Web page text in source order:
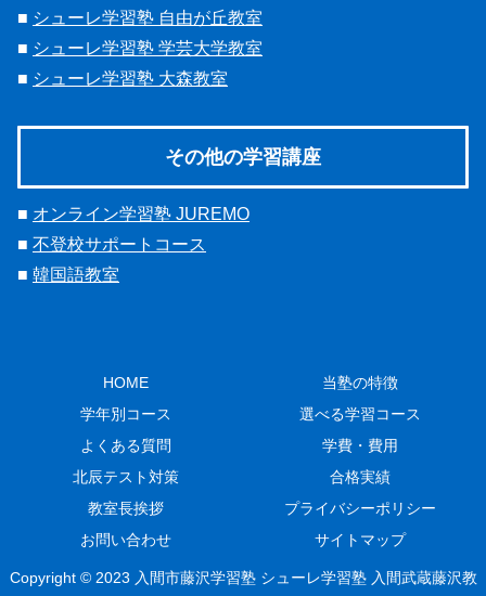
■ シューレ学習塾 自由が丘教室
■ シューレ学習塾 学芸大学教室
■ シューレ学習塾 大森教室
その他の学習講座
■ オンライン学習塾 JUREMO
■ 不登校サポートコース
■ 韓国語教室
HOME
当塾の特徴
学年別コース
選べる学習コース
よくある質問
学費・費用
北辰テスト対策
合格実績
教室長挨拶
プライバシーポリシー
お問い合わせ
サイトマップ
Copyright © 2023 入間市藤沢学習塾 シューレ学習塾 入間武蔵藤沢教